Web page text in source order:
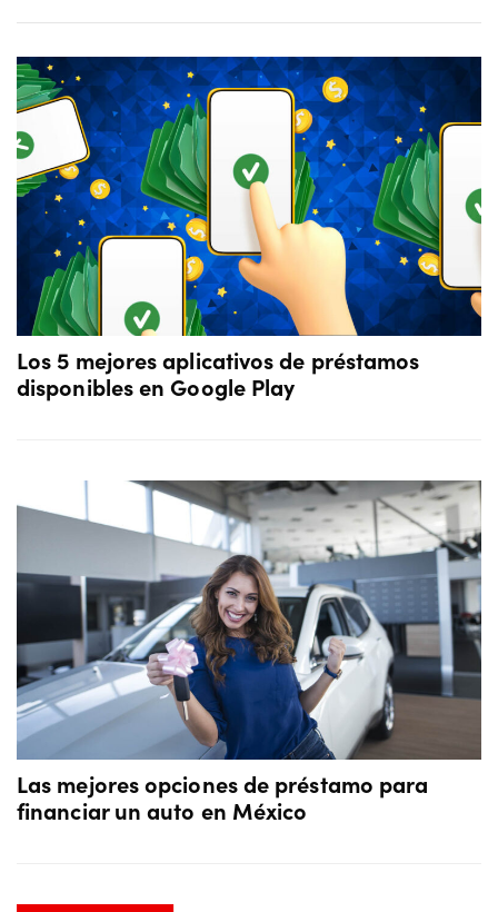
Los 5 mejores aplicativos de préstamos
disponibles en Google Play
Las mejores opciones de préstamo para
financiar un auto en México